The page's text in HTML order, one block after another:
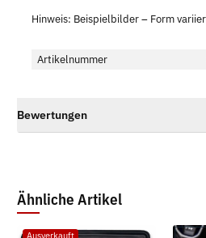
Hinweis: Beispielbilder – Form
Artikelnummer
Bewertungen
Ähnliche Artikel